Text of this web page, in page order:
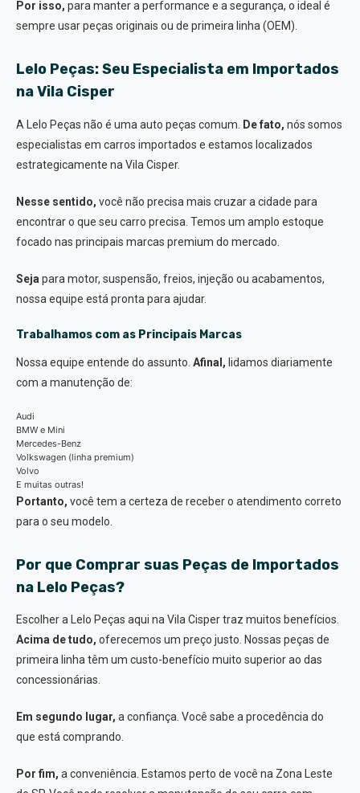
Por isso, para manter a performance e a segurança, o ideal é
sempre usar peças originais ou de primeira linha (OEM).
Lelo Peças: Seu Especialista em Importados
na Vila Cisper
A Lelo Peças não é uma auto peças comum. De fato, nós somos
especialistas em carros importados e estamos localizados
estrategicamente na Vila Cisper.
Nesse sentido, você não precisa mais cruzar a cidade para
encontrar o que seu carro precisa. Temos um amplo estoque
focado nas principais marcas premium do mercado.
Seja para motor, suspensão, freios, injeção ou acabamentos,
nossa equipe está pronta para ajudar.
Trabalhamos com as Principais Marcas
Nossa equipe entende do assunto. Afinal, lidamos diariamente
com a manutenção de:
Audi
BMW e Mini
Mercedes-Benz
Volkswagen (linha premium)
Volvo
E muitas outras!
Portanto, você tem a certeza de receber o atendimento correto
para o seu modelo.
Por que Comprar suas Peças de Importados
na Lelo Peças?
Escolher a Lelo Peças aqui na Vila Cisper traz muitos benefícios.
Acima de tudo, oferecemos um preço justo. Nossas peças de
primeira linha têm um custo-benefício muito superior ao das
concessionárias.
Em segundo lugar, a confiança. Você sabe a procedência do
que está comprando.
Por fim, a conveniência. Estamos perto de você na Zona Leste